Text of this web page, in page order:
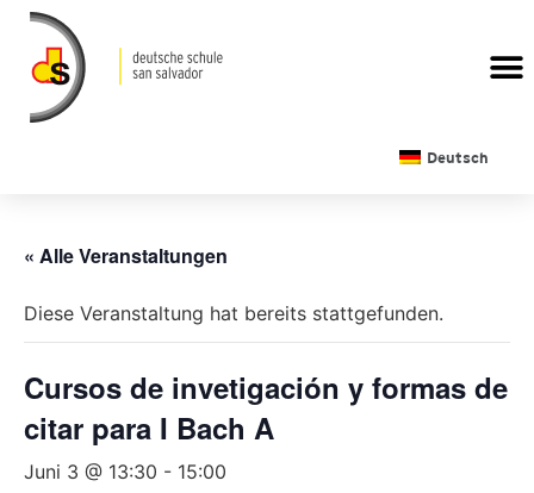
Deutsch
« Alle Veranstaltungen
Diese Veranstaltung hat bereits stattgefunden.
Cursos de invetigación y formas de
citar para I Bach A
Juni 3 @ 13:30 - 15:00